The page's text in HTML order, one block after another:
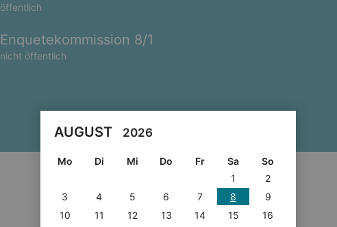
öffentlich
Enquetekommission 8/1
nicht öffentlich
AUGUST 2026
Mo Di Mi Do Fr Sa
So
1
2
3
4 5 6 7 8
9
10
11 12 13 14 15
16